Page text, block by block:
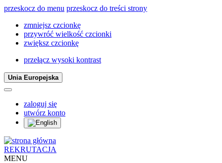
przeskocz do menu przeskocz do treści strony
zmniejsz czcionkę
przywróć wielkość czcionki
zwiększ czcionkę
przełącz wysoki kontrast
Unia Europejska
zaloguj się
utwórz konto
REKRUTACJA
MENU